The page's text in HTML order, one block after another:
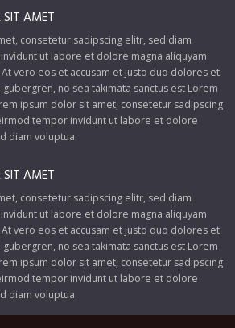
SIT AMET
consetetur sadipscing elitr, sed diam
ut labore et dolore magna aliquyam
vero eos et accusam et justo duo dolores et
no sea takimata sanctus est Lorem
ipsum dolor sit amet, consetetur sadipscing
tempor invidunt ut labore et dolore
diam voluptua.
SIT AMET
consetetur sadipscing elitr, sed diam
ut labore et dolore magna aliquyam
vero eos et accusam et justo duo dolores et
no sea takimata sanctus est Lorem
ipsum dolor sit amet, consetetur sadipscing
tempor invidunt ut labore et dolore
diam voluptua.